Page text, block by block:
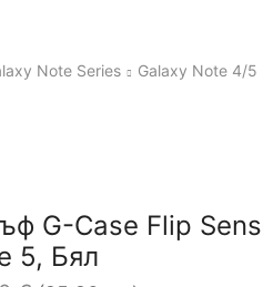
Note Series Galaxy Note 4/5
G-Case Flip
5, Бял